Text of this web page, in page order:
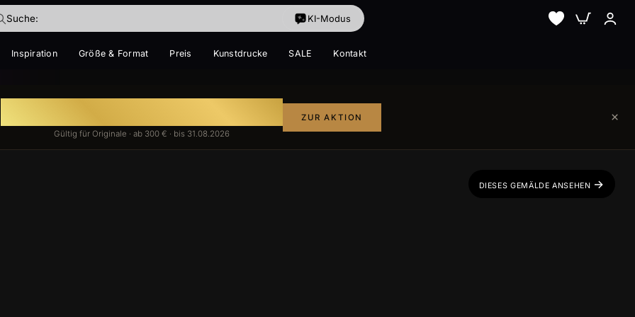
Inspiration Größe & Format Preis Kunstdrucke SALE Kontakt
Suche: KI-Modus
Auf handgemalte Gemälde
Gültig für Originale · ab 300 € · bis 31.08.2026
ZUR AKTION ×
DIESES GEMÄLDE ANSEHEN →